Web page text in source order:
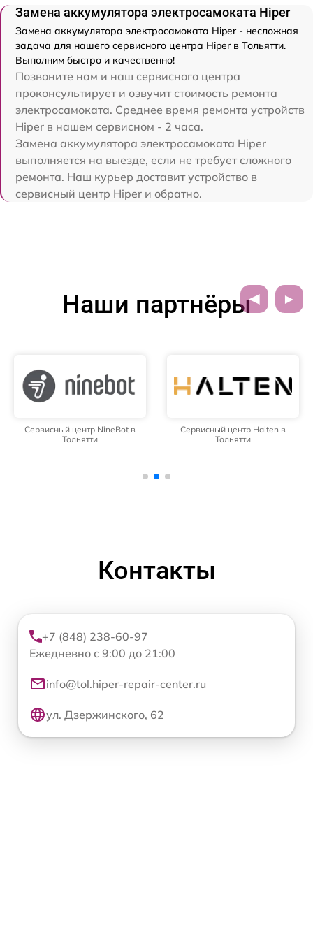
Замена аккумулятора электросамоката Hiper
Замена аккумулятора электросамоката Hiper - несложная
задача для нашего сервисного центра Hiper в Тольятти.
Выполним быстро и качественно!
Позвоните нам и наш сервисного центра
проконсультирует и озвучит стоимость ремонта
электросамоката. Среднее время ремонта устройств
Hiper в нашем сервисном - 2 часа.
Замена аккумулятора электросамоката Hiper
выполняется на выезде, если не требует сложного
ремонта. Наш курьер доставит устройство в
сервисный центр Hiper и обратно.
Наши партнёры
Сервисный центр NineBot в
Тольятти
Сервисный центр Halten в
Тольятти
Контакты
+7 (848) 238-60-97
Ежедневно с 9:00 до 21:00
info@tol.hiper-repair-center.ru
ул. Дзержинского, 62